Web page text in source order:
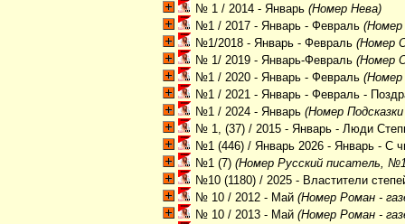
№ 1 / 2014 - Январь (Номер Нева)
№1 / 2017 - Январь - Февраль (Номер
№1/2018 - Январь - Февраль (Номер
№ 1/ 2019 - Январь-Февраль (Номер
№1 / 2020 - Январь - Февраль (Номер
№1 / 2021 - Январь - Февраль -
№1 / 2024 - Январь (Номер
№ 1, (37) / 2015 - Январь - Люди
№1 (446) / Январь 2026 - Январь - С
№1 (7) (Номер Русский писатель,
№10 (1180) / 2025 - Властители
№ 10 / 2012 - Май (Номер Роман -
№ 10 / 2013 - Май (Номер Роман -